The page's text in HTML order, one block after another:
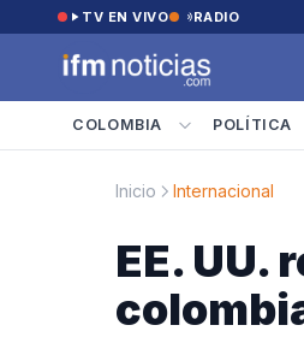
Saltar al contenido
TV EN VIVO RADIO
COLOMBIA POLÍTICA
Inicio Internacional
EE.